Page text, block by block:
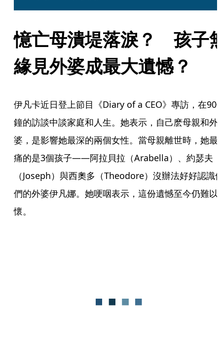
憶亡母潰堤落淚？　孩子
緣見外婆成最大遺憾？
伊凡卡近日登上節目《Diary of a CEO》專訪，在90
鐘的訪談中談家庭和人生。她表示，自己麽母親和外
婆，是影響她最深的兩個女性。當母親離世時，她最
痛的是3個孩子——阿拉貝拉（Arabella）、約瑟夫
（Joseph）與西奧多（Theodore）沒辦法好好認識
們的外婆伊凡娜。她哽咽表示，這份遺憾至今仍難以
懷。